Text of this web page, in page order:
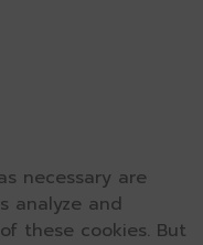
necessary are
analyze and
these cookies. But